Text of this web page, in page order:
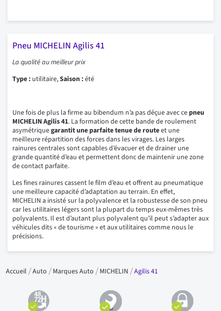
Pneu MICHELIN Agilis 41
La qualité au meilleur prix
Type : utilitaire,Saison :été
Une fois de plus la firme au bibendum n’a pas déçue avec ce pneu
MICHELIN Agilis 41. La formation de cette bande de roulement
asymétriquegarantit une parfaite tenue de routeet une
meilleure répartition des forces dans les virages. Les larges
rainures centrales sont capables d’évacuer et de drainer une
grande quantité d’eau et permettent donc de maintenir une zone
de contact parfaite.
Les fines rainures cassent le film d’eau et offrent au pneumatique
une meilleure capacité d’adaptation au terrain. En effet,
MICHELIN a insisté sur la polyvalence et la robustesse de son pneu
car les utilitaires légers sont la plupart du temps eux-mêmes très
polyvalents. Il est d’autant plus polyvalent qu’il peut s’adapter aux
véhicules dits « de tourisme » et aux utilitaires comme nous le
précisions.
Accueil Auto Marques Auto MICHELIN Agilis 41